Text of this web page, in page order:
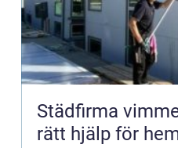
Städfirma vimmerby så
rätt hjälp för